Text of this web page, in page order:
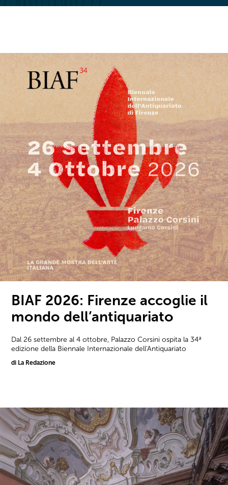
BIAF 2026: Firenze accoglie il
mondo dell’antiquariato
Dal 26 settembre al 4 ottobre, Palazzo Corsini ospita la 34ª
edizione della Biennale Internazionale dell'Antiquariato
di La Redazione